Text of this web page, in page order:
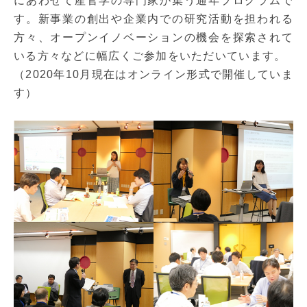
す。新事業の創出や企業内での研究活動を担われる
方々、オープンイノベーションの機会を探索されて
いる方々などに幅広くご参加をいただいています。
（2020年10月現在はオンライン形式で開催していま
す）